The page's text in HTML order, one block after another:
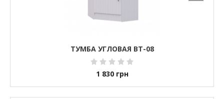
ТУМБА УГЛОВАЯ ВТ-08
1 830 грн